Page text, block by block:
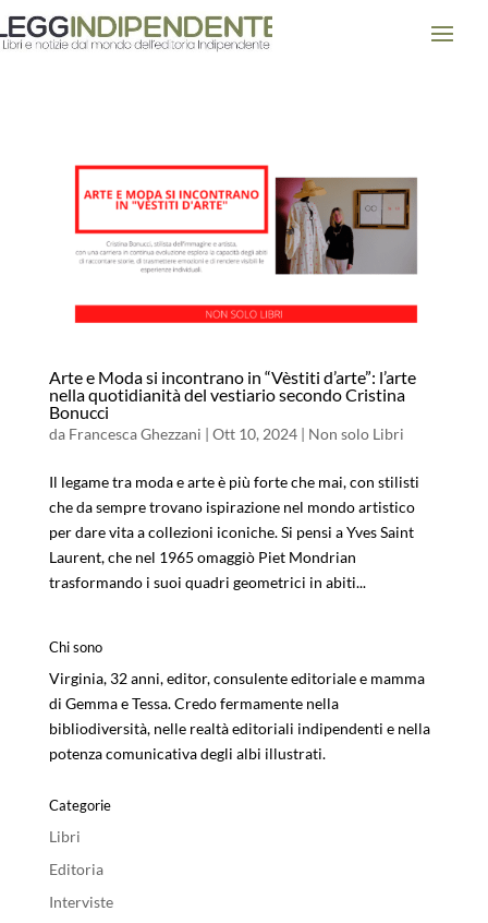
Arte e Moda si incontrano in “Vèstiti d’arte”: l’arte
nella quotidianità del vestiario secondo Cristina
Bonucci
da Francesca Ghezzani | Ott 10, 2024| Non solo Libri
Il legame tra moda e arte è più forte che mai, con stilisti
che da sempre trovano ispirazione nel mondo artistico
per dare vita a collezioni iconiche. Si pensi a Yves Saint
Laurent, che nel 1965 omaggiò Piet Mondrian
trasformando i suoi quadri geometrici in abiti...
Chi sono
Virginia, 32 anni, editor, consulente editoriale e mamma
di Gemma e Tessa. Credo fermamente nella
bibliodiversità, nelle realtà editoriali indipendenti e nella
potenza comunicativa degli albi illustrati.
Categorie
Libri
Editoria
Interviste